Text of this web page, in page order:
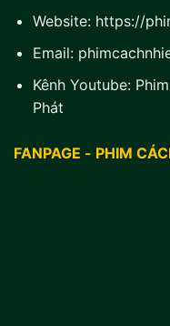
Website: https://
Email:
Kênh Youtube:
Phát
FANPAGE - PHIM